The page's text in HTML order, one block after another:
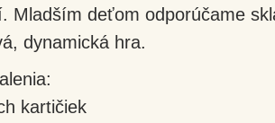
Mladším deťom odporúčame
dynamická hra.
kartičiek